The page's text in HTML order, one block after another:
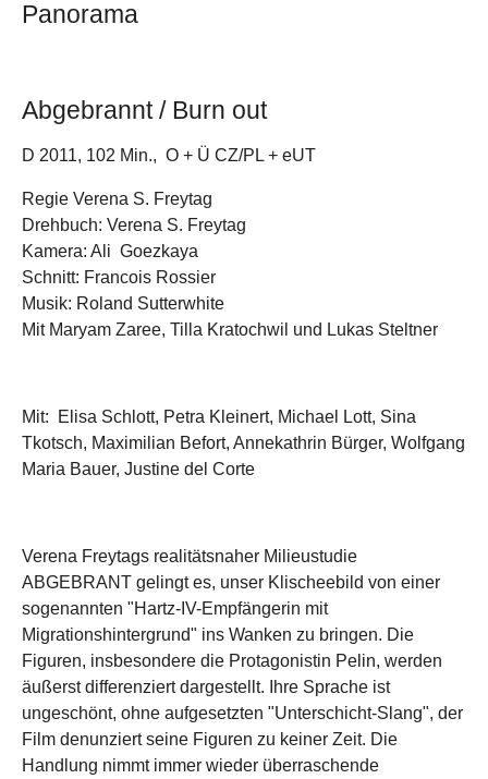
Panorama
Abgebrannt / Burn out
D 2011, 102 Min., O + Ü CZ/PL + eUT
Regie Verena S. Freytag
Drehbuch: Verena S. Freytag
Kamera: Ali Goezkaya
Schnitt: Francois Rossier
Musik: Roland Sutterwhite
Mit Maryam Zaree, Tilla Kratochwil und Lukas Steltner
Mit: Elisa Schlott, Petra Kleinert, Michael Lott, Sina
Tkotsch, Maximilian Befort, Annekathrin Bürger, Wolfgang
Maria Bauer, Justine del Corte
Verena Freytags realitätsnaher Milieustudie
ABGEBRANT gelingt es, unser Klischeebild von einer
sogenannten "Hartz-IV-Empfängerin mit
Migrationshintergrund" ins Wanken zu bringen. Die
Figuren, insbesondere die Protagonistin Pelin, werden
äußerst differenziert dargestellt. Ihre Sprache ist
ungeschönt, ohne aufgesetzten "Unterschicht-Slang", der
Film denunziert seine Figuren zu keiner Zeit. Die
Handlung nimmt immer wieder überraschende